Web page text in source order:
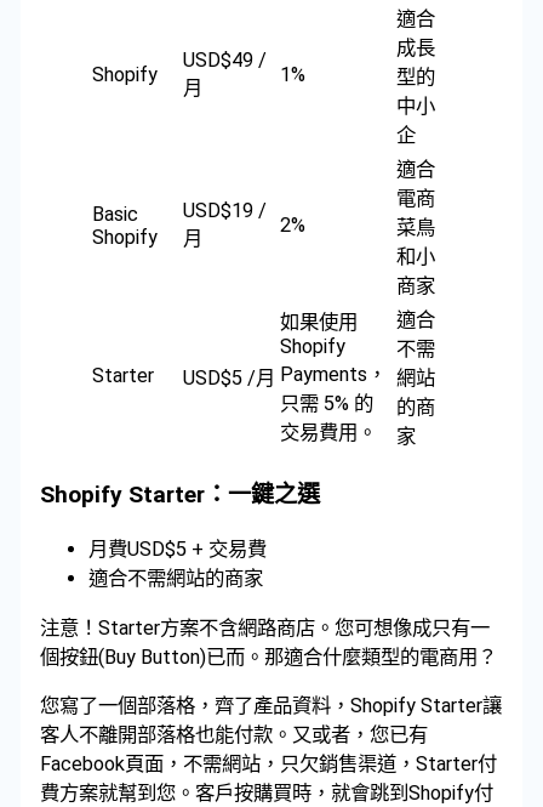
Shopify
USD$49 /
月
1%
適合
成長
型的
中小
企
Basic
Shopify
USD$19 /
月
2%
適合
電商
菜鳥
和小
商家
Starter USD$5 /月
如果使用
Shopify
Payments，
只需 5% 的
交易費用。
適合
不需
網站
的商
家
Shopify Starter：一鍵之選
月費USD$5 + 交易費
適合不需網站的商家
注意！Starter方案不含網路商店。您可想像成只有一
個按鈕(Buy Button)已而。那適合什麼類型的電商用？
您寫了一個部落格，齊了產品資料，Shopify Starter讓
客人不離開部落格也能付款。又或者，您已有
Facebook頁面，不需網站，只欠銷售渠道，Starter付
費方案就幫到您。客戶按購買時，就會跳到Shopify付